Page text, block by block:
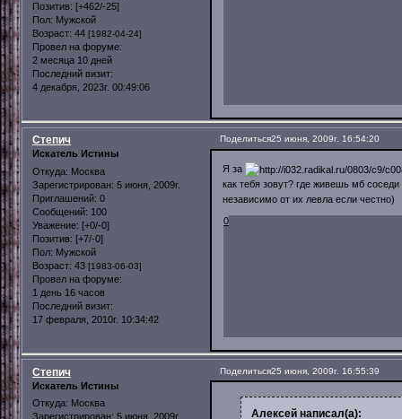
Позитив: [+462/-25]
Пол: Мужской
Возраст: 44 [1982-04-24]
Провел на форуме:
2 месяца 10 дней
Последний визит:
4 декабря, 2023г. 00:49:06
Поделиться25 июня, 2009г. 16:54:20
Степич
Искатель Истины
Откуда: Москва
Зарегистрирован: 5 июня, 2009г.
Приглашений: 0
Сообщений: 100
Уважение: [+0/-0]
Позитив: [+7/-0]
Пол: Мужской
Возраст: 43 [1983-06-03]
Провел на форуме:
1 день 16 часов
Последний визит:
17 февраля, 2010г. 10:34:42
Я за
как тебя зовут? где живешь мб соседи
независимо от их левла если честно)
0
Поделиться25 июня, 2009г. 16:55:39
Степич
Искатель Истины
Откуда: Москва
Зарегистрирован: 5 июня, 2009г.
Алексей написал(а):